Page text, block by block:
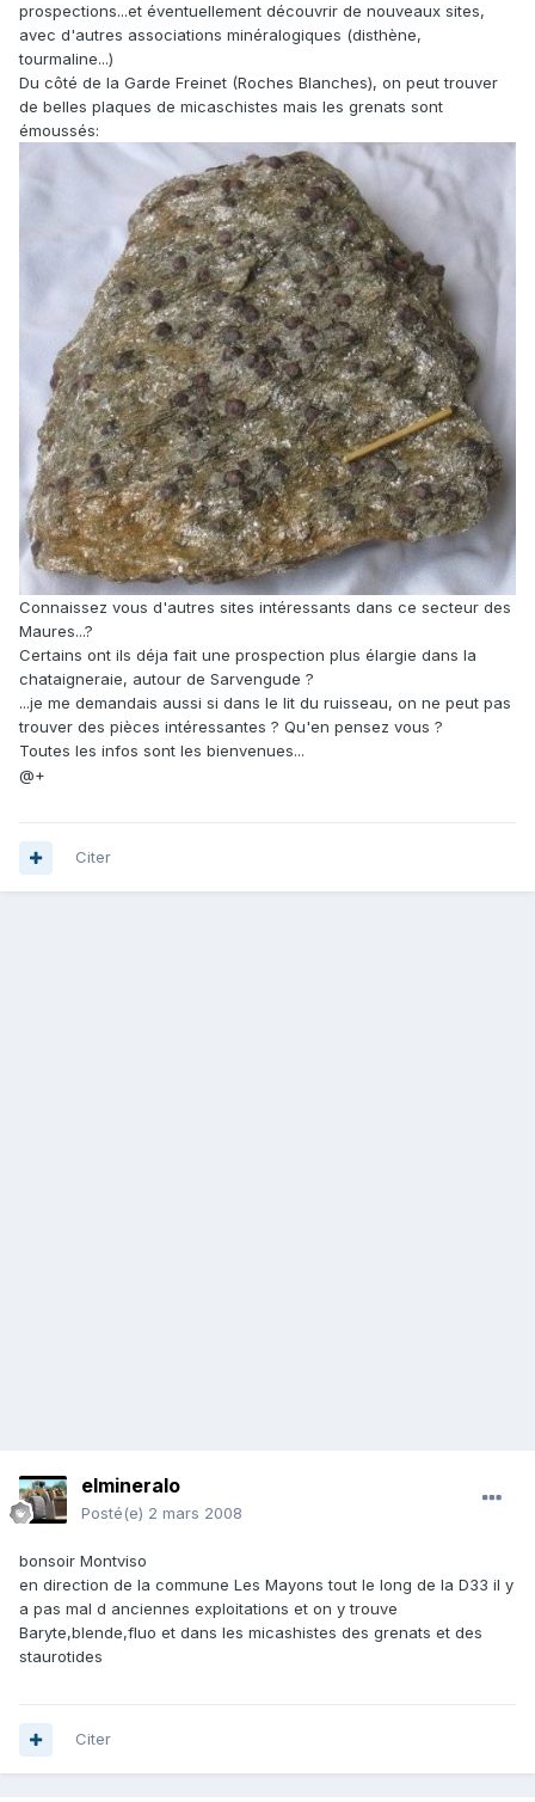
prospections...et éventuellement découvrir de nouveaux sites,
avec d'autres associations minéralogiques (disthène,
tourmaline...)
Du côté de la Garde Freinet (Roches Blanches), on peut trouver
de belles plaques de micaschistes mais les grenats sont
émoussés:
Connaissez vous d'autres sites intéressants dans ce secteur des
Maures...?
Certains ont ils déja fait une prospection plus élargie dans la
chataigneraie, autour de Sarvengude ?
...je me demandais aussi si dans le lit du ruisseau, on ne peut pas
trouver des pièces intéressantes ? Qu'en pensez vous ?
Toutes les infos sont les bienvenues...
@+
Citer
elmineralo
Posté(e) 2 mars 2008
bonsoir Montviso
en direction de la commune Les Mayons tout le long de la D33 il y
a pas mal d anciennes exploitations et on y trouve
Baryte,blende,fluo et dans les micashistes des grenats et des
staurotides
Citer